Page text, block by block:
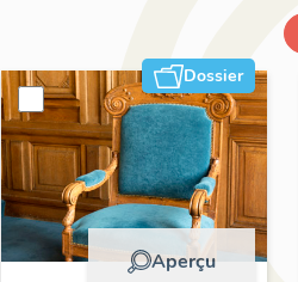
Dossier
Aperçu